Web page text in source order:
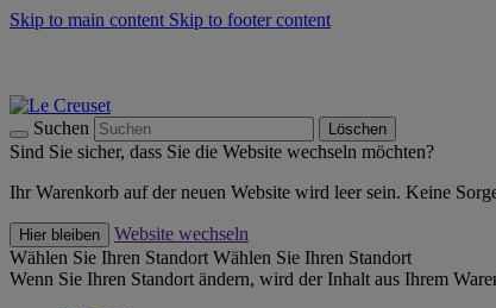
Skip to main content Skip to footer content
Suchen Löschen
Sind Sie sicher, dass Sie die Website wechseln möchten?
Ihr Warenkorb auf der neuen Website wird leer sein. Keine
Hier bleiben
Website wechseln
Wählen Sie Ihren Standort Wählen Sie Ihren Standort
Wenn Sie Ihren Standort ändern, wird der Inhalt aus Ihrem